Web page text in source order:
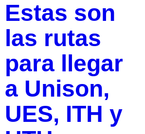
Estas son
las rutas
para llegar
a Unison,
UES, ITH y